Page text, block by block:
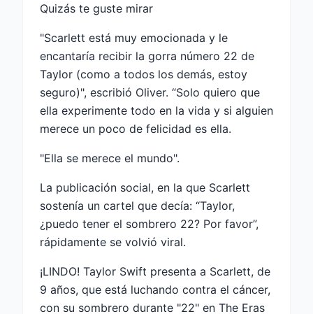
Quizás te guste mirar
"Scarlett está muy emocionada y le
encantaría recibir la gorra número 22 de
Taylor (como a todos los demás, estoy
seguro)", escribió Oliver. “Solo quiero que
ella experimente todo en la vida y si alguien
merece un poco de felicidad es ella.
"Ella se merece el mundo".
La publicación social, en la que Scarlett
sostenía un cartel que decía: “Taylor,
¿puedo tener el sombrero 22? Por favor”,
rápidamente se volvió viral.
¡LINDO! Taylor Swift presenta a Scarlett, de
9 años, que está luchando contra el cáncer,
con su sombrero durante "22" en The Eras